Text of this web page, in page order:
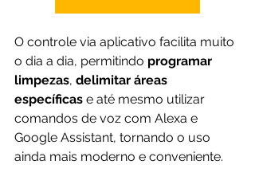
O controle via aplicativo facilita muito
o dia a dia, permitindo programar
limpezas, delimitar áreas
específicas e até mesmo utilizar
comandos de voz com Alexa e
Google Assistant, tornando o uso
ainda mais moderno e conveniente.